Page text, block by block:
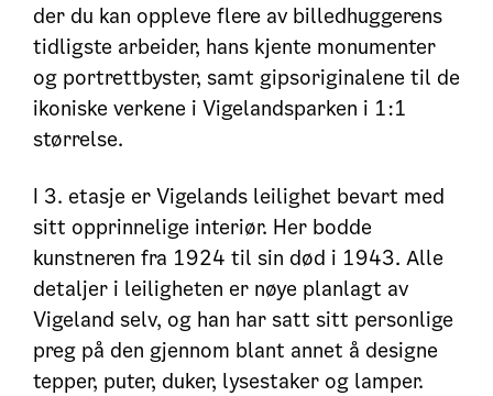
der du kan oppleve flere av billedhuggerens
tidligste arbeider, hans kjente monumenter
og portrettbyster, samt gipsoriginalene til de
ikoniske verkene i Vigelandsparken i 1:1
størrelse.
I 3. etasje er Vigelands leilighet bevart med
sitt opprinnelige interiør. Her bodde
kunstneren fra 1924 til sin død i 1943. Alle
detaljer i leiligheten er nøye planlagt av
Vigeland selv, og han har satt sitt personlige
preg på den gjennom blant annet å designe
tepper, puter, duker, lysestaker og lamper.